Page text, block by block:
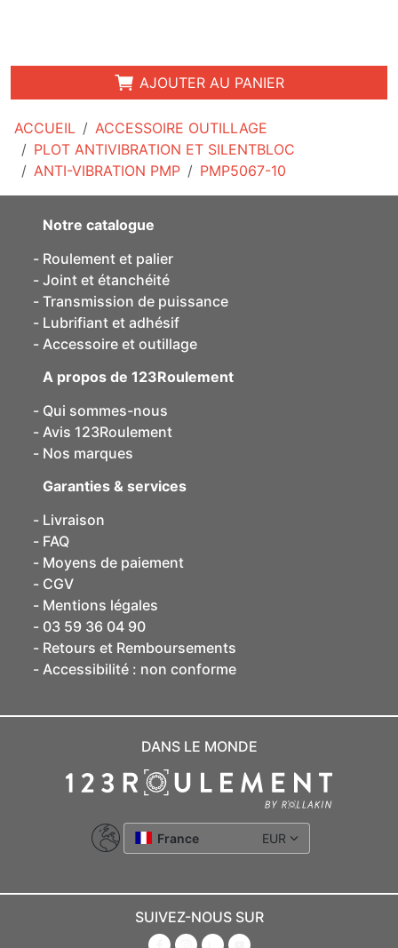
ACCUEIL
ACCESSOIRE OUTILLAGE
PLOT ANTIVIBRATION ET SILENTBLOC
ANTI-VIBRATION PMP
PMP5067-10
AJOUTER AU PANIER
Notre catalogue
Roulement et palier
Joint et étanchéité
Transmission de puissance
Lubrifiant et adhésif
Accessoire et outillage
A propos de 123Roulement
Qui sommes-nous
Avis 123Roulement
Nos marques
Garanties & services
Livraison
FAQ
Moyens de paiement
CGV
Mentions légales
03 59 36 04 90
Retours et Remboursements
Accessibilité : non conforme
DANS LE MONDE
France EUR
SUIVEZ-NOUS SUR